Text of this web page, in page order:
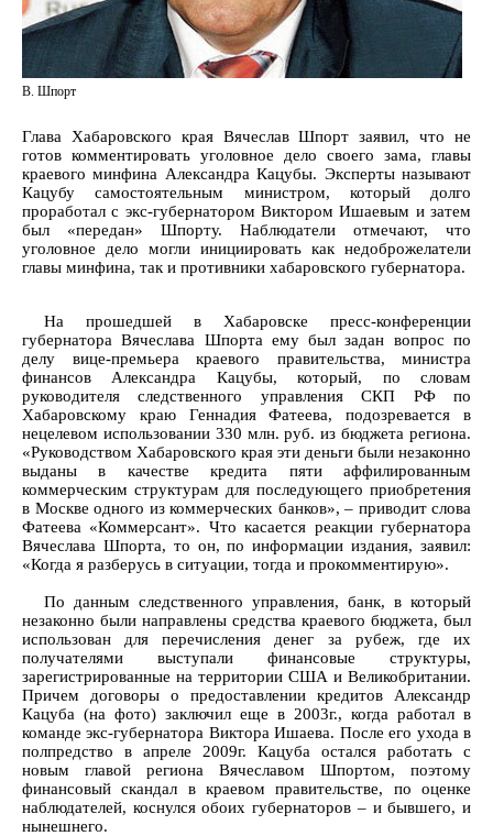
В. Шпорт
Глава Хабаровского края Вячеслав Шпорт заявил, что не
готов комментировать уголовное дело своего зама, главы
краевого минфина Александра Кацубы. Эксперты называют
Кацубу самостоятельным министром, который долго
проработал с экс-губернатором Виктором Ишаевым и затем
был «передан» Шпорту. Наблюдатели отмечают, что
уголовное дело могли инициировать как недоброжелатели
главы минфина, так и противники хабаровского губернатора.
На прошедшей в Хабаровске пресс-конференции
губернатора Вячеслава Шпорта ему был задан вопрос по
делу вице-премьера краевого правительства, министра
финансов Александра Кацубы, который, по словам
руководителя следственного управления СКП РФ по
Хабаровскому краю Геннадия Фатеева, подозревается в
нецелевом использовании 330 млн. руб. из бюджета региона.
«Руководством Хабаровского края эти деньги были незаконно
выданы в качестве кредита пяти аффилированным
коммерческим структурам для последующего приобретения
в Москве одного из коммерческих банков», – приводит слова
Фатеева «Коммерсант». Что касается реакции губернатора
Вячеслава Шпорта, то он, по информации издания, заявил:
«Когда я разберусь в ситуации, тогда и прокомментирую».
По данным следственного управления, банк, в который
незаконно были направлены средства краевого бюджета, был
использован для перечисления денег за рубеж, где их
получателями выступали финансовые структуры,
зарегистрированные на территории США и Великобритании.
Причем договоры о предоставлении кредитов Александр
Кацуба (на фото) заключил еще в 2003г., когда работал в
команде экс-губернатора Виктора Ишаева. После его ухода в
полпредство в апреле 2009г. Кацуба остался работать с
новым главой региона Вячеславом Шпортом, поэтому
финансовый скандал в краевом правительстве, по оценке
наблюдателей, коснулся обоих губернаторов – и бывшего, и
нынешнего.